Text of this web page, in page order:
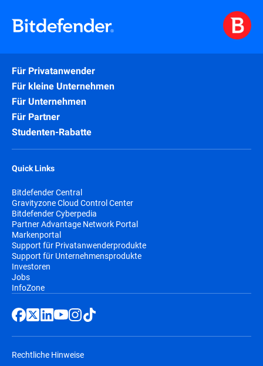
Für Privatanwender
Für kleine Unternehmen
Für Unternehmen
Für Partner
Studenten-Rabatte
Quick Links
Bitdefender Central
Gravityzone Cloud Control Center
Bitdefender Cyberpedia
Partner Advantage Network Portal
Markenportal
Support für Privatanwenderprodukte
Support für Unternehmensprodukte
Investoren
Jobs
InfoZone
Rechtliche Hinweise